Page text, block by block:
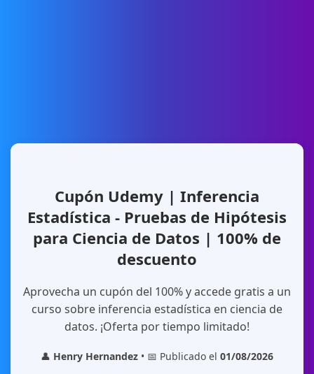
Cupón Udemy | Inferencia
Estadística - Pruebas de Hipótesis
para Ciencia de Datos | 100% de
descuento
Aprovecha un cupón del 100% y accede gratis a un
curso sobre inferencia estadística en ciencia de
datos. ¡Oferta por tiempo limitado!
👤 Henry Hernandez • 📅 Publicado el 01/08/2026